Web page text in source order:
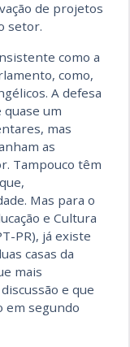
de projetos
setor.
como a
como,
A defesa
quase um
mas
as
Tampouco têm
Mas para o
e Cultura
PR), já existe
casas da
mais
e que
em segundo